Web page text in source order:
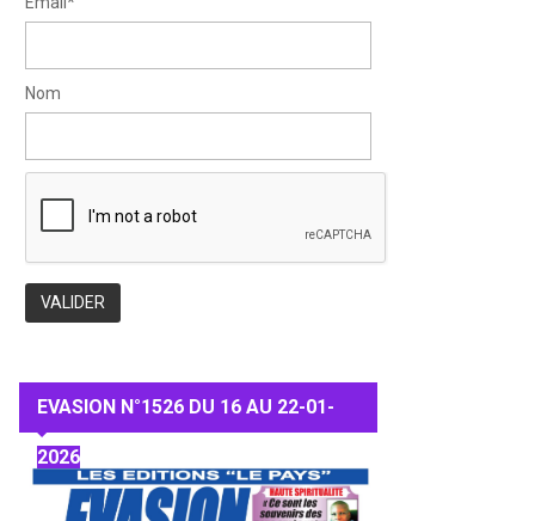
Nom
EVASION N°1526 DU 16 AU 22-01-
2026